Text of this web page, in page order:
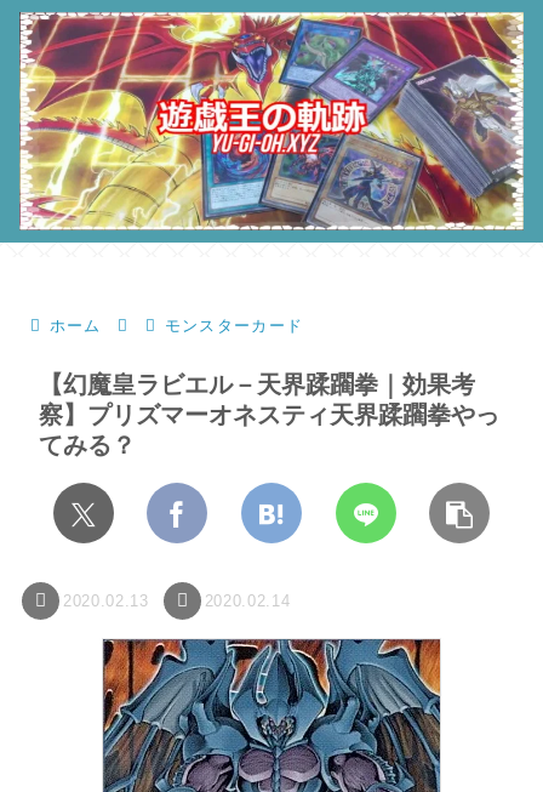
ホーム モンスターカード
【幻魔皇ラビエル－天界蹂躙拳｜効果考
察】プリズマーオネスティ天界蹂躙拳やっ
てみる？
2020.02.13 2020.02.14